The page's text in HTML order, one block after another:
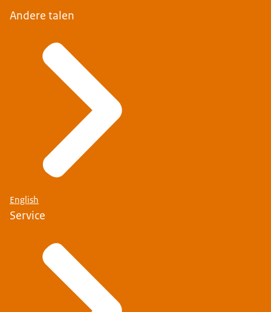
Andere talen
English
Service